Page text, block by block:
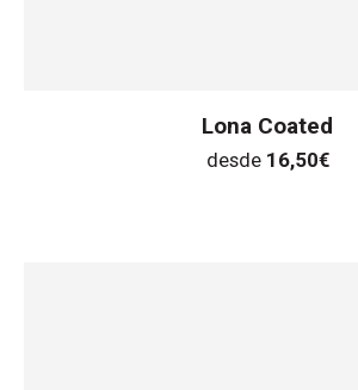
Lona Coated
desde 16,50€